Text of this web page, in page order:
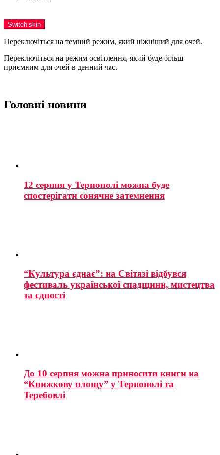
Switch skin
Переключіться на темний режим, який ніжніший для очей.
Переключіться на режим освітлення, який буде більш
приємним для очей в денний час.
Головні новини
12 серпня у Тернополі можна буде
спостерігати сонячне затемнення
“Культура єднає”: на Світязі відбувся
фестиваль української спадщини, мистецтва
та єдності
До 10 серпня можна приносити книги на
“Книжкову площу” у Тернополі та
Теребовлі